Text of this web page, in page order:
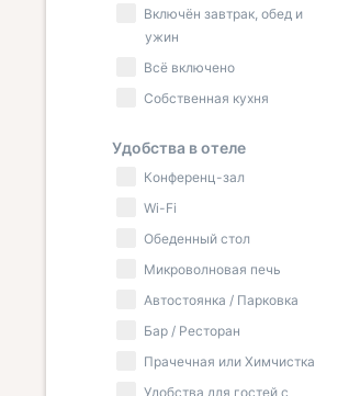
Включён завтрак, обед и
ужин
Всё включено
Собственная кухня
Удобства в отеле
Конференц-зал
Wi-Fi
Обеденный стол
Микроволновая печь
Автостоянка / Парковка
Бар / Ресторан
Прачечная или Химчистка
Удобства для гостей с